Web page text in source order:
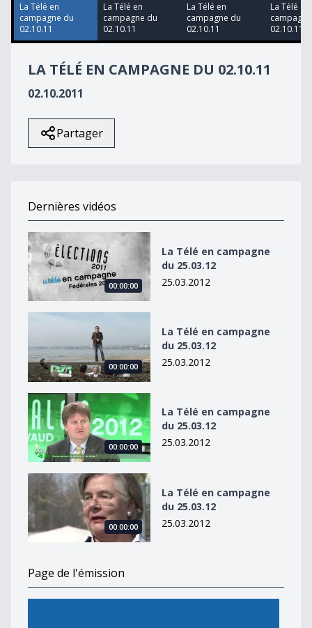
18
seconds
La Télé en
campagne du
02.10.11
La Télé en
campagne du
02.10.11
La Télé en
campagne du
02.10.11
La Télé en
02.10.11
LA TÉLÉ EN CAMPAGNE DU 02.10.11
02.10.2011
Partager
Dernières vidéos
La Télé en campagne du 25.03.12
00:00:00
La Télé en campagne
du 25.03.12
25.03.2012
La Télé en campagne du 25.03.12
00:00:00
La Télé en campagne
du 25.03.12
25.03.2012
La Télé en campagne du 25.03.12
00:00:00
La Télé en campagne
du 25.03.12
25.03.2012
La Télé en campagne du 25.03.12
00:00:00
La Télé en campagne
du 25.03.12
25.03.2012
Page de l'émission